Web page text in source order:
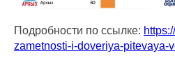
Подробности по ссылке:
zametnosti-i-doveriya-pitevaya-